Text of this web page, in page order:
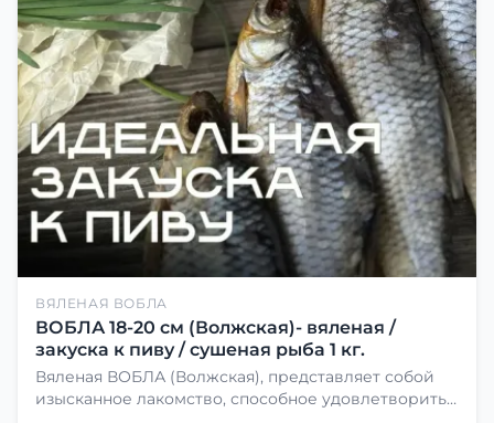
ВЯЛЕНАЯ ВОБЛА
ВОБЛА 18-20 см (Волжская)- вяленая /
закуска к пиву / сушеная рыба 1 кг.
Вяленая ВОБЛА (Волжская), представляет собой
изысканное лакомство, способное удовлетворить